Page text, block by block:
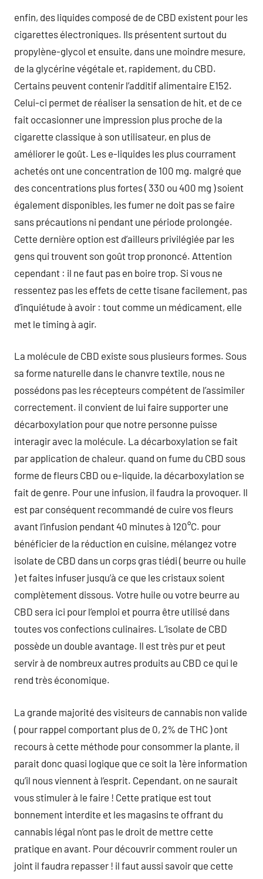
enfin, des liquides composé de de CBD existent pour les
cigarettes électroniques. Ils présentent surtout du
propylène-glycol et ensuite, dans une moindre mesure,
de la glycérine végétale et, rapidement, du CBD.
Certains peuvent contenir l’additif alimentaire E152.
Celui-ci permet de réaliser la sensation de hit, et de ce
fait occasionner une impression plus proche de la
cigarette classique à son utilisateur, en plus de
améliorer le goût. Les e-liquides les plus courrament
achetés ont une concentration de 100 mg. malgré que
des concentrations plus fortes ( 330 ou 400 mg ) soient
également disponibles, les fumer ne doit pas se faire
sans précautions ni pendant une période prolongée.
Cette dernière option est d’ailleurs privilégiée par les
gens qui trouvent son goût trop prononcé. Attention
cependant : il ne faut pas en boire trop. Si vous ne
ressentez pas les effets de cette tisane facilement, pas
d’inquiétude à avoir : tout comme un médicament, elle
met le timing à agir.
La molécule de CBD existe sous plusieurs formes. Sous
sa forme naturelle dans le chanvre textile, nous ne
possédons pas les récepteurs compétent de l’assimiler
correctement. il convient de lui faire supporter une
décarboxylation pour que notre personne puisse
interagir avec la molécule. La décarboxylation se fait
par application de chaleur. quand on fume du CBD sous
forme de fleurs CBD ou e-liquide, la décarboxylation se
fait de genre. Pour une infusion, il faudra la provoquer. Il
est par conséquent recommandé de cuire vos fleurs
avant l’infusion pendant 40 minutes à 120°C. pour
bénéficier de la réduction en cuisine, mélangez votre
isolate de CBD dans un corps gras tiédi ( beurre ou huile
) et faites infuser jusqu’à ce que les cristaux soient
complètement dissous. Votre huile ou votre beurre au
CBD sera ici pour l’emploi et pourra être utilisé dans
toutes vos confections culinaires. L’isolate de CBD
possède un double avantage. Il est très pur et peut
servir à de nombreux autres produits au CBD ce qui le
rend très économique.
La grande majorité des visiteurs de cannabis non valide
( pour rappel comportant plus de 0, 2% de THC ) ont
recours à cette méthode pour consommer la plante, il
parait donc quasi logique que ce soit la 1ère information
qu’il nous viennent à l’esprit. Cependant, on ne saurait
vous stimuler à le faire ! Cette pratique est tout
bonnement interdite et les magasins te offrant du
cannabis légal n’ont pas le droit de mettre cette
pratique en avant. Pour découvrir comment rouler un
joint il faudra repasser ! il faut aussi savoir que cette